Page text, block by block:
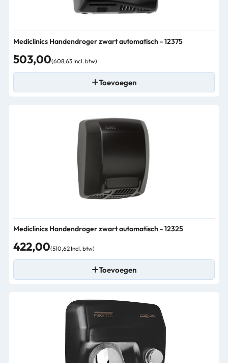
Mediclinics Handendroger zwart automatisch - 12375
503,00(608,63 Incl. btw)
Toevoegen
Mediclinics Handendroger zwart automatisch - 12325
422,00(510,62 Incl. btw)
Toevoegen